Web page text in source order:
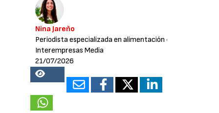
Nina Jareño
Periodista especializada en alimentación ·
Interempresas Media
21/07/2026
17845